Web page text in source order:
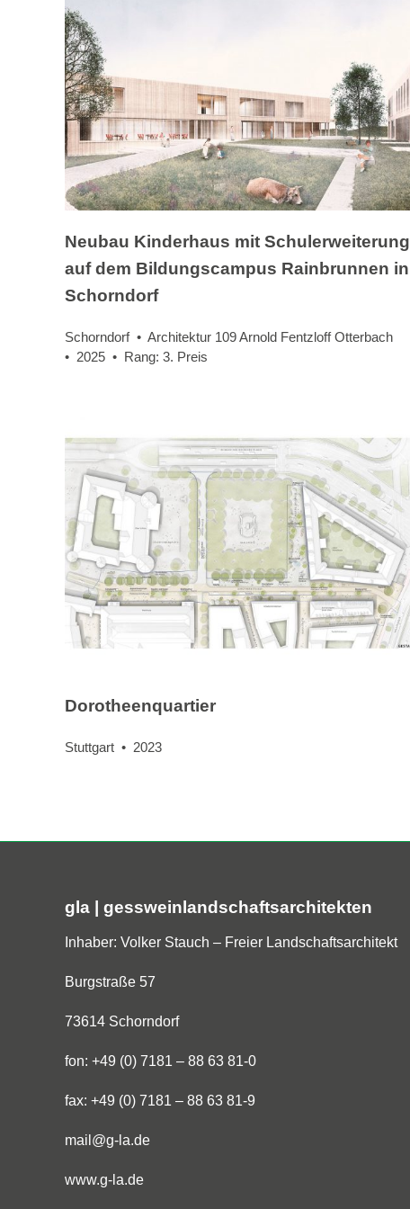
Neubau Kinderhaus mit Schulerweiterung
auf dem Bildungscampus Rainbrunnen in
Schorndorf
Schorndorf • Architektur 109 Arnold Fentzloff Otterbach
• 2025 • Rang: 3. Preis
Dorotheenquartier
Stuttgart • 2023
gla | gessweinlandschaftsarchitekten
Inhaber: Volker Stauch – Freier Landschaftsarchitekt
Burgstraße 57
73614 Schorndorf
fon: +49 (0) 7181 – 88 63 81-0
fax: +49 (0) 7181 – 88 63 81-9
mail@g-la.de
www.g-la.de